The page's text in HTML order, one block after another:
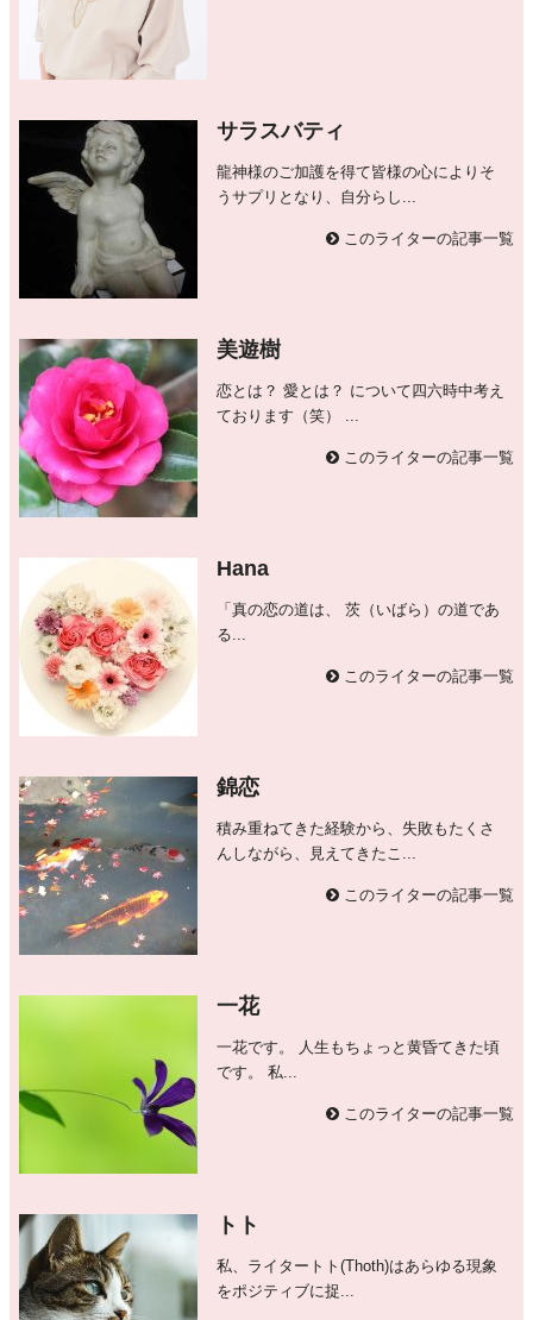
サラスバティ
龍神様のご加護を得て皆様の心によりそ
うサプリとなり、自分らし...
このライターの記事一覧
美遊樹
恋とは？ 愛とは？ について四六時中考え
ております（笑） ...
このライターの記事一覧
Hana
「真の恋の道は、 茨（いばら）の道であ
る...
このライターの記事一覧
錦恋
積み重ねてきた経験から、失敗もたくさ
んしながら、見えてきたこ...
このライターの記事一覧
一花
一花です。 人生もちょっと黄昏てきた頃
です。 私...
このライターの記事一覧
トト
私、ライタートト(Thoth)はあらゆる現象
をポジティブに捉...